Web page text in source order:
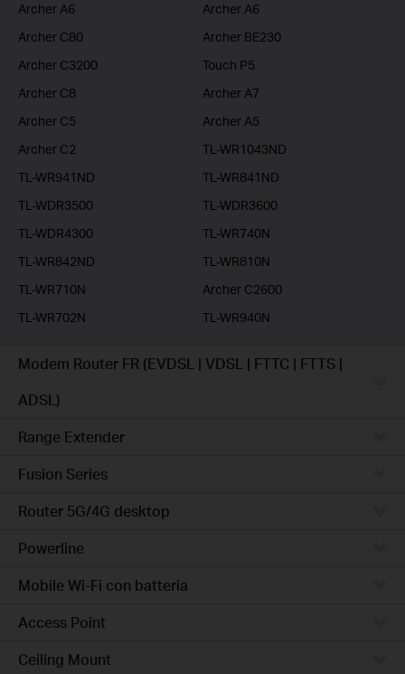
Archer A6
Archer A6
Archer C80
Archer BE230
Archer C3200
Touch P5
Archer C8
Archer A7
Archer C5
Archer A5
Archer C2
TL-WR1043ND
TL-WR941ND
TL-WR841ND
TL-WDR3500
TL-WDR3600
TL-WDR4300
TL-WR740N
TL-WR842ND
TL-WR810N
TL-WR710N
Archer C2600
TL-WR702N
TL-WR940N
Modem Router FR (EVDSL | VDSL | FTTC | FTTS |
ADSL)
Range Extender
Fusion Series
Router 5G/4G desktop
Powerline
Mobile Wi-Fi con batteria
Access Point
Ceiling Mount